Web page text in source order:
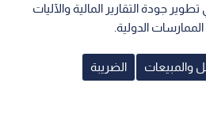
جودة التقارير المالية والآليات
الدولية.
والمبيعات الضريبة